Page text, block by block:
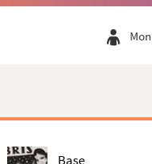
Base
deux autres enfants e...
chevaux à l'arrêt dev...
dos